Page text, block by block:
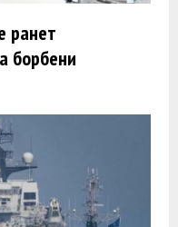
ранет
борбени